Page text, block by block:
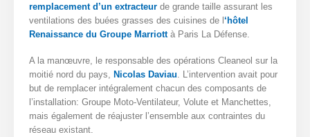
remplacement d’un extracteur de grande taille assurant les
ventilations des buées grasses des cuisines de l‘hôtel
Renaissance du Groupe Marriottà Paris La Défense.
A la manœuvre, le responsable des opérations Cleaneol sur la
moitié nord du pays, Nicolas Daviau. L’intervention avait pour
but de remplacer intégralement chacun des composants de
l’installation: Groupe Moto-Ventilateur, Volute et Manchettes,
mais également de réajuster l’ensemble aux contraintes du
réseau existant.